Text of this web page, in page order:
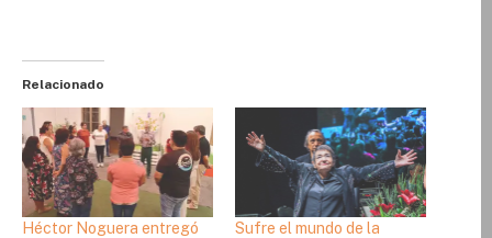
Relacionado
Héctor Noguera entregó
Sufre el mundo de la